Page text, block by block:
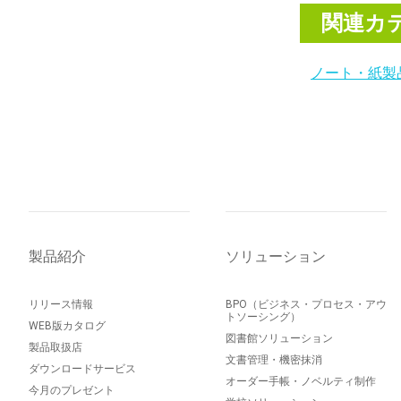
関連カ
ノート・紙製
製品紹介
リリース情報
WEB版カタログ
製品取扱店
ダウンロードサービス
今月のプレゼント
ソリューション
BPO（ビジネス・プロセス・アウ
トソーシング）
図書館ソリューション
文書管理・機密抹消
オーダー手帳・ノベルティ制作